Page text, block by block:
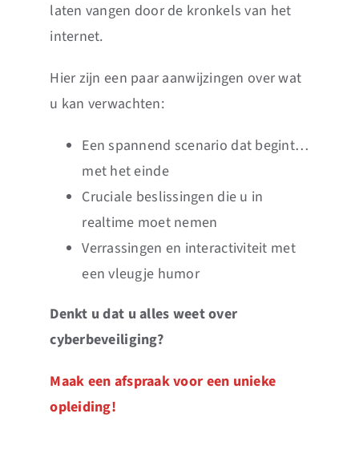
laten vangen door de kronkels van het
internet.
Hier zijn een paar aanwijzingen over wat
u kan verwachten:
Een spannend scenario dat begint…
met het einde
Cruciale beslissingen die u in
realtime moet nemen
Verrassingen en interactiviteit met
een vleugje humor
Denkt u dat u alles weet over
cyberbeveiliging?
Maak een afspraak voor een unieke
opleiding!